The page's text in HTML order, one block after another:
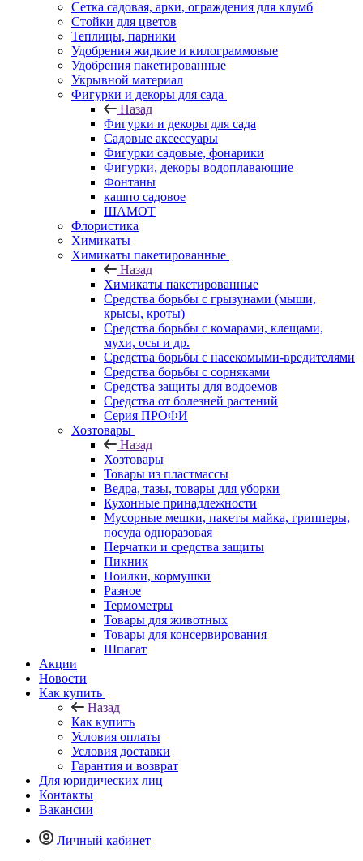
Сетка садовая, арки, ограждения для клумб
Стойки для цветов
Теплицы, парники
Удобрения жидкие и килограммовые
Удобрения пакетированные
Укрывной материал
Фигурки и декоры для сада
Назад
Фигурки и декоры для сада
Садовые аксессуары
Фигурки садовые, фонарики
Фигурки, декоры водоплавающие
Фонтаны
кашпо садовое
ШАМОТ
Флористика
Химикаты
Химикаты пакетированные
Назад
Химикаты пакетированные
Средства борьбы с грызунами (мыши,
крысы, кроты)
Средства борьбы с комарами, клещами,
мухи, осы и др.
Средства борьбы с насекомыми-вредителями
Средства борьбы с сорняками
Средства защиты для водоемов
Средства от болезней растений
Серия ПРОФИ
Хозтовары
Назад
Хозтовары
Товары из пластмассы
Ведра, тазы, товары для уборки
Кухонные принадлежности
Мусорные мешки, пакеты майка, грипперы,
посуда одноразовая
Перчатки и средства защиты
Пикник
Поилки, кормушки
Разное
Термометры
Товары для животных
Товары для консервирования
Шпагат
Акции
Новости
Как купить
Назад
Как купить
Условия оплаты
Условия доставки
Гарантия и возврат
Для юридических лиц
Контакты
Вакансии
Личный кабинет